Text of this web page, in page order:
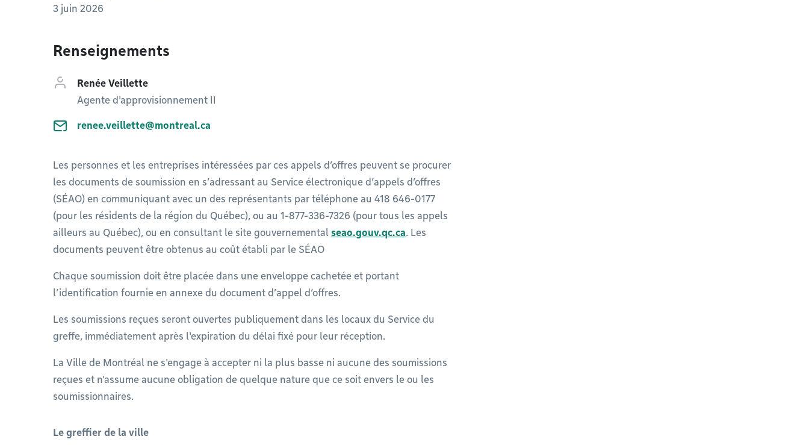
3 juin 2026
Renseignements
Renée Veillette
Agente d'approvisionnement II
renee.veillette@montreal.ca
Les personnes et les entreprises intéressées par ces appels d’offres peuvent se procurer
les documents de soumission en s’adressant au Service électronique d’appels d’offres
(SÉAO) en communiquant avec un des représentants par téléphone au 418 646-0177
(pour les résidents de la région du Québec), ou au 1-877-336-7326 (pour tous les appels
ailleurs au Québec), ou en consultant le site gouvernemental seao.gouv.qc.ca. Les
documents peuvent être obtenus au coût établi par le SÉAO
Chaque soumission doit être placée dans une enveloppe cachetée et portant
l’identification fournie en annexe du document d’appel d’offres.
Les soumissions reçues seront ouvertes publiquement dans les locaux du Service du
greffe, immédiatement après l'expiration du délai fixé pour leur réception.
La Ville de Montréal ne s'engage à accepter ni la plus basse ni aucune des soumissions
reçues et n'assume aucune obligation de quelque nature que ce soit envers le ou les
soumissionnaires.
Le greffier de la ville